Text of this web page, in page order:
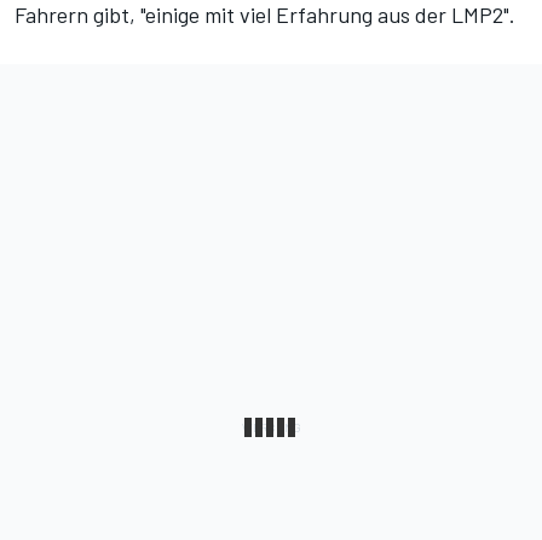
Fahrern gibt, "einige mit viel Erfahrung aus der LMP2".